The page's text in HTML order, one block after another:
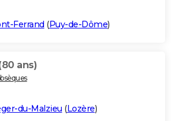
Ferrand (Puy-de-Dôme)
ans)
du-Malzieu (Lozère)